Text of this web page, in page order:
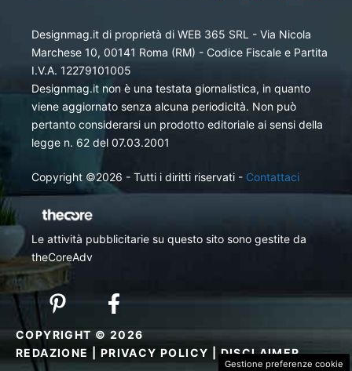
Designmag.it di proprietà di WEB 365 SRL - Via Nicola
Marchese 10, 00141 Roma (RM) - Codice Fiscale e Partita
I.V.A. 12279101005
Designmag.it non è una testata giornalistica, in quanto
viene aggiornato senza alcuna periodicità. Non può
pertanto considerarsi un prodotto editoriale ai sensi della
legge n. 62 del 07.03.2001
Copyright ©2026 - Tutti i diritti riservati - Contattaci
Le attività pubblicitarie su questo sito sono gestite da
theCoreAdv
COPYRIGHT © 2026
REDAZIONE
PRIVACY POLICY |DISCLAIMER
Gestione preferenze cookie